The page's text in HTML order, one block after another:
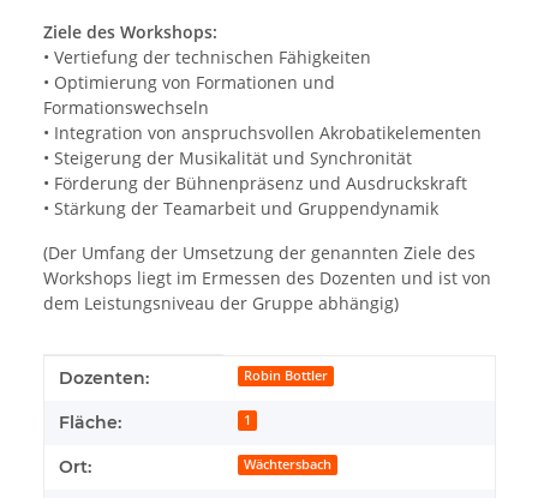
Ziele des Workshops:
• Vertiefung der technischen Fähigkeiten
• Optimierung von Formationen und
Formationswechseln
• Integration von anspruchsvollen Akrobatikelementen
• Steigerung der Musikalität und Synchronität
• Förderung der Bühnenpräsenz und Ausdruckskraft
• Stärkung der Teamarbeit und Gruppendynamik
(Der Umfang der Umsetzung der genannten Ziele des
Workshops liegt im Ermessen des Dozenten und ist von
dem Leistungsniveau der Gruppe abhängig)
Produkteigenschaft
Wert
Dozenten: Robin Bottler
Fläche: 1
Ort: Wächtersbach